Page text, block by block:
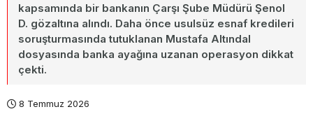
kapsamında bir bankanın Çarşı Şube Müdürü Şenol
D. gözaltına alındı. Daha önce usulsüz esnaf kredileri
soruşturmasında tutuklanan Mustafa Altındal
dosyasında banka ayağına uzanan operasyon dikkat
çekti.
8 Temmuz 2026